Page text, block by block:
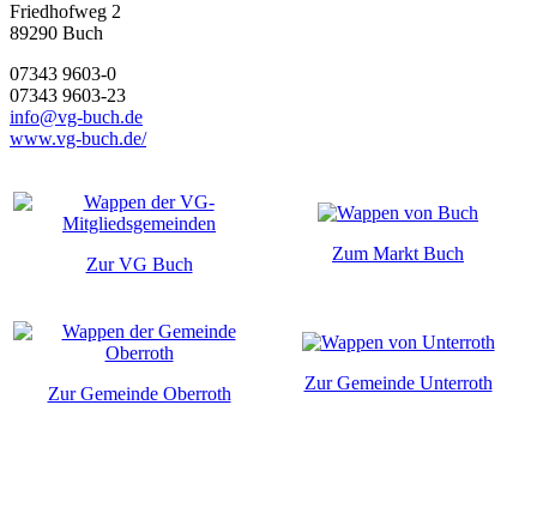
Friedhofweg 2
89290 Buch
07343 9603-0
07343 9603-23
info@vg-buch.de
www.vg-buch.de/
Zur VG Buch
Zum Markt Buch
Zur Gemeinde Oberroth
Zur Gemeinde Unterroth